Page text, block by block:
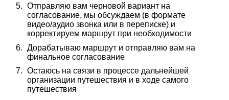
Отправляю вам черновой вариант на
согласование, мы обсуждаем (в формате
видео/аудио звонка или в переписке) и
корректируем маршрут при необходимости
Дорабатываю маршрут и отправляю вам на
финальное согласование
Остаюсь на связи в процессе дальнейшей
организации путешествия и в ходе самого
путешествия